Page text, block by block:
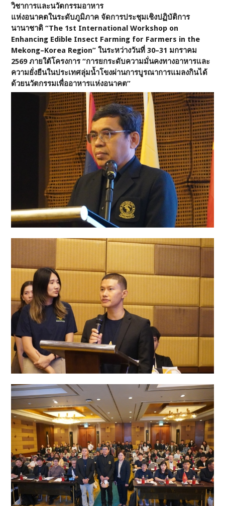
วิชาการและนวัตกรรมอาหาร
แห่งอนาคตในระดับภูมิภาค จัดการประชุมเชิงปฏิบัติการ
นานาชาติ “The 1st International Workshop on
Enhancing Edible Insect Farming for Farmers in the
Mekong–Korea Region” ในระหว่างวันที่ 30–31 มกราคม
2569 ภายใต้โครงการ “การยกระดับความมั่นคงทางอาหารและ
ความยั่งยืนในประเทศลุ่มน้ำโขงผ่านการบูรณาการแมลงกินได้
ด้วยนวัตกรรมเพื่ออาหารแห่งอนาคต”